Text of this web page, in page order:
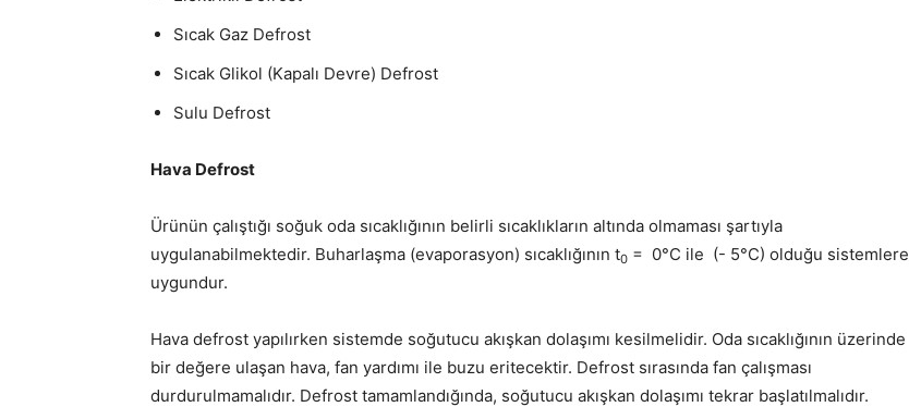
Sıcak Gaz Defrost
Sıcak Glikol (Kapalı Devre) Defrost
Sulu Defrost
Hava Defrost
Ürünün çalıştığı soğuk oda sıcaklığının belirli sıcaklıkların altında olmaması şartıyla
uygulanabilmektedir. Buharlaşma (evaporasyon) sıcaklığının t0 = 0°C ile (- 5°C) olduğu sistemlere
uygundur.
Hava defrost yapılırken sistemde soğutucu akışkan dolaşımı kesilmelidir. Oda sıcaklığının üzerinde
bir değere ulaşan hava, fan yardımı ile buzu eritecektir. Defrost sırasında fan çalışması
durdurulmamalıdır. Defrost tamamlandığında, soğutucu akışkan dolaşımı tekrar başlatılmalıdır.